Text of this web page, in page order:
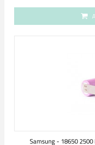
Samsung - 18650